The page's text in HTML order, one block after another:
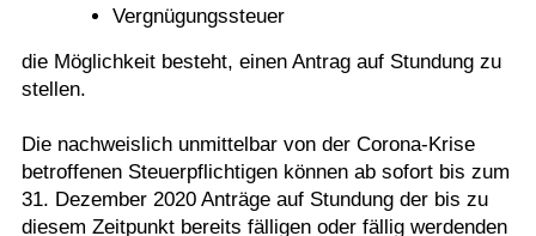
Vergnügungssteuer
die Möglichkeit besteht, einen Antrag auf Stundung zu
stellen.
Die nachweislich unmittelbar von der Corona-Krise
betroffenen Steuerpflichtigen können ab sofort bis zum
31. Dezember 2020 Anträge auf Stundung der bis zu
diesem Zeitpunkt bereits fälligen oder fällig werdenden